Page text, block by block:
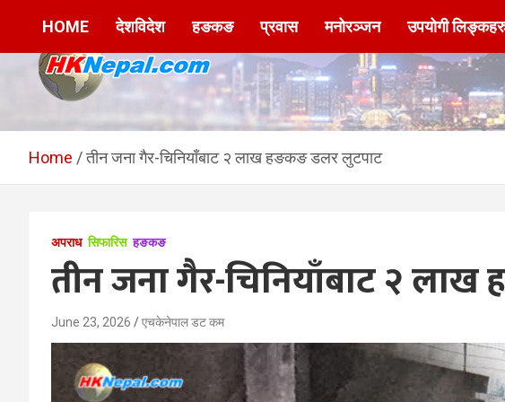
HKNepal.com –
हङकङबाट सञ्चालित पहिलो
नेपाली अनलाईन पत्रिका
hknepal, hknepal.com, hk nepal, hk nepal com
HOME देशविदेश हङकङ प्रवास मनोरञ्जन उपयोगी
Home तीन जना गैर-चिनियाँबाट २ लाख हङकङ डलर लुटपाट
अपराध सिफारिस हङकङ
तीन जना गैर-चिनियाँबाट २
June 23, 2026 एचकेनेपाल डट कम